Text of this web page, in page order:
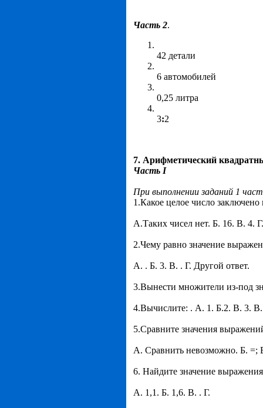
Часть 2.
42 детали
6 автомобилей
0,25 литра
3:2
7. Арифметический
Часть I
При выполнении заданий 1
1.Какое целое число
А.Таких чисел нет. Б. 16. В. 4.
2.Чему равно значение
А. . Б. 3. В. . Г. Другой ответ.
3.Вынести множители из-под
4.Вычислите: . А. 1. Б.2. В. 3.
5.Сравните значения
А. Сравнить невозможно. Б. =;
6. Найдите значение
А. 1,1. Б. 1,6. В. . Г.